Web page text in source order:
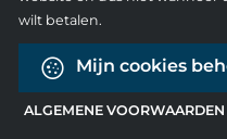
wilt betalen.
Mijn cookies
ALGEMENE VOORWAARDEN